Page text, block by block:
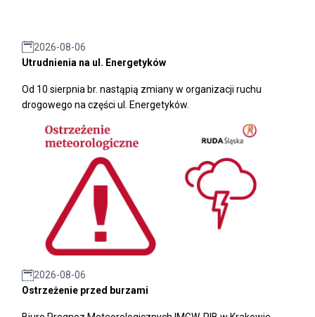
2026-08-06
Utrudnienia na ul. Energetyków
Od 10 sierpnia br. nastąpią zmiany w organizacji ruchu
drogowego na części ul. Energetyków.
2026-08-06
Ostrzeżenie przed burzami